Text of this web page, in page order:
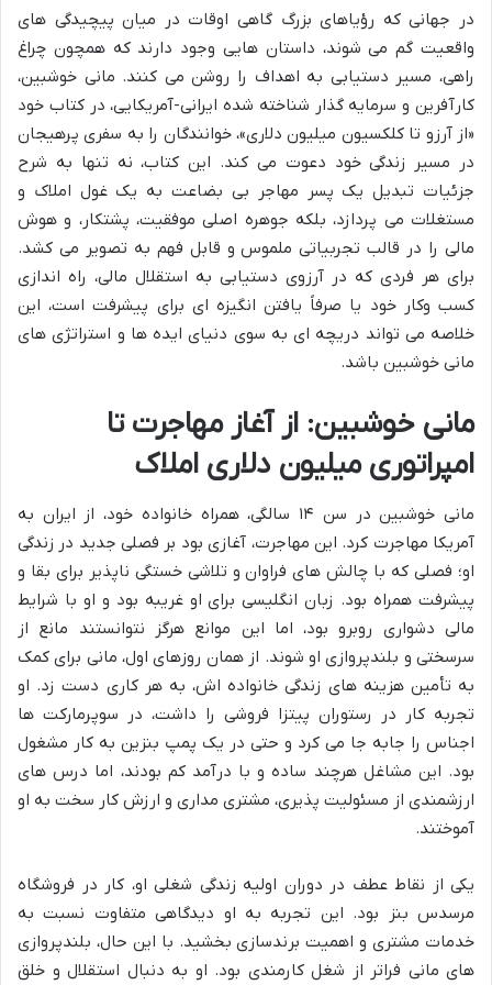
در جهانی که رؤیاهای بزرگ گاهی اوقات در میان پیچیدگی های
واقعیت گم می شوند، داستان هایی وجود دارند که همچون چراغ
راهی، مسیر دستیابی به اهداف را روشن می کنند. مانی خوشبین،
کارآفرین و سرمایه گذار شناخته شده ایرانی-آمریکایی، در کتاب خود
«از آرزو تا کلکسیون میلیون دلاری»، خوانندگان را به سفری پرهیجان
در مسیر زندگی خود دعوت می کند. این کتاب، نه تنها به شرح
جزئیات تبدیل یک پسر مهاجر بی بضاعت به یک غول املاک و
مستغلات می پردازد، بلکه جوهره اصلی موفقیت، پشتکار، و هوش
مالی را در قالب تجربیاتی ملموس و قابل فهم به تصویر می کشد.
برای هر فردی که در آرزوی دستیابی به استقلال مالی، راه اندازی
کسب وکار خود یا صرفاً یافتن انگیزه ای برای پیشرفت است، این
خلاصه می تواند دریچه ای به سوی دنیای ایده ها و استراتژی های
مانی خوشبین باشد.
مانی خوشبین: از آغاز مهاجرت تا
امپراتوری میلیون دلاری املاک
مانی خوشبین در سن ۱۴ سالگی، همراه خانواده خود، از ایران به
آمریکا مهاجرت کرد. این مهاجرت، آغازی بود بر فصلی جدید در زندگی
او؛ فصلی که با چالش های فراوان و تلاشی خستگی ناپذیر برای بقا و
پیشرفت همراه بود. زبان انگلیسی برای او غریبه بود و او با شرایط
مالی دشواری روبرو بود، اما این موانع هرگز نتوانستند مانع از
سرسختی و بلندپروازی او شوند. از همان روزهای اول، مانی برای کمک
به تأمین هزینه های زندگی خانواده اش، به هر کاری دست زد. او
تجربه کار در رستوران پیتزا فروشی را داشت، در سوپرمارکت ها
اجناس را جابه جا می کرد و حتی در یک پمپ بنزین به کار مشغول
بود. این مشاغل هرچند ساده و با درآمد کم بودند، اما درس های
ارزشمندی از مسئولیت پذیری، مشتری مداری و ارزش کار سخت به او
آموختند.
یکی از نقاط عطف در دوران اولیه زندگی شغلی او، کار در فروشگاه
مرسدس بنز بود. این تجربه به او دیدگاهی متفاوت نسبت به
خدمات مشتری و اهمیت برندسازی بخشید. با این حال، بلندپروازی
های مانی فراتر از شغل کارمندی بود. او به دنبال استقلال و خلق